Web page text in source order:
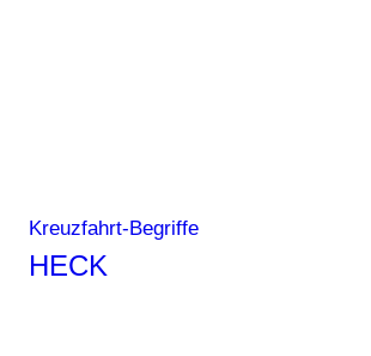
Kreuzfahrt-Begriffe
HECK